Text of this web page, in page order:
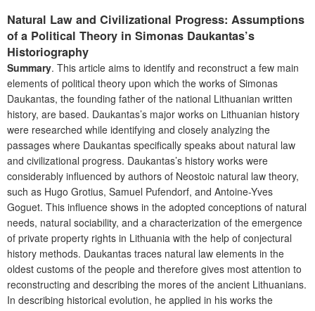
Natural Law and Civilizational Progress: Assumptions
of a Political Theory in Simonas Daukantas’s
Historiography
Summary. This article aims to identify and reconstruct a few main
elements of political theory upon which the works of Simonas
Daukantas, the founding father of the national Lithuanian written
history, are based. Daukantas’s major works on Lithuanian history
were researched while identifying and closely analyzing the
passages where Daukantas specifically speaks about natural law
and civilizational progress. Daukantas’s history works were
considerably influenced by authors of Neostoic natural law theory,
such as Hugo Grotius, Samuel Pufendorf, and Antoine-Yves
Goguet. This influence shows in the adopted conceptions of natural
needs, natural sociability, and a characterization of the emergence
of private property rights in Lithuania with the help of conjectural
history methods. Daukantas traces natural law elements in the
oldest customs of the people and therefore gives most attention to
reconstructing and describing the mores of the ancient Lithuanians.
In describing historical evolution, he applied in his works the